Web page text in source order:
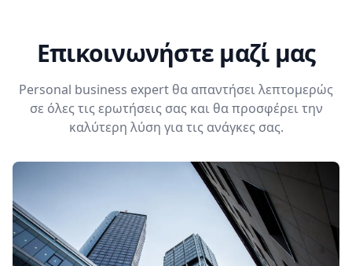
Επικοινωνήστε μαζί μας
Personal business expert θα απαντήσει λεπτομερώς
σε όλες τις ερωτήσεις σας και θα προσφέρει την
καλύτερη λύση για τις ανάγκες σας.